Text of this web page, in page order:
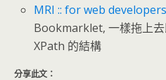
MRI :: for web developers
Bookmarklet, 一樣拖上
XPath 的結構
分享此文：